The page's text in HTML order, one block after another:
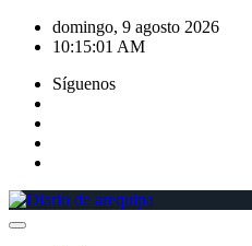
Saltar
domingo, 9 agosto 2026
10:15:02 AM
Síguenos